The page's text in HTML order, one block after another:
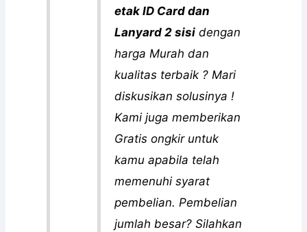
etak ID Card dan
Lanyard 2 sisi dengan
harga Murah dan
kualitas terbaik ? Mari
diskusikan solusinya !
Kami juga memberikan
Gratis ongkir untuk
kamu apabila telah
memenuhi syarat
pembelian. Pembelian
jumlah besar? Silahkan